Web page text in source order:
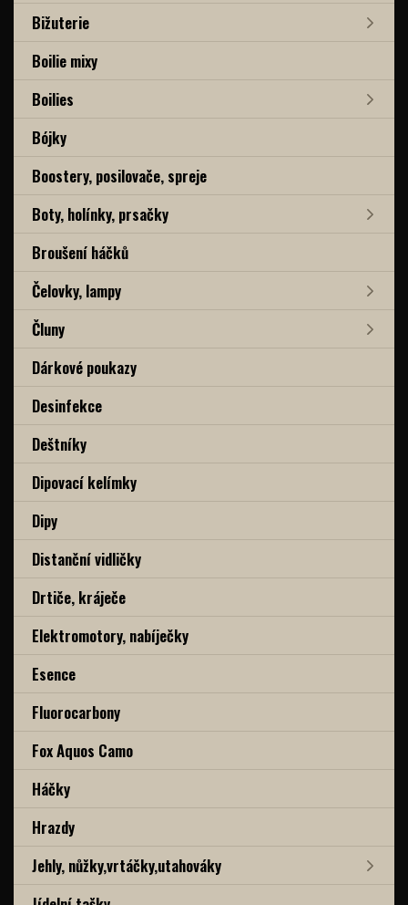
Bižuterie
Boilie mixy
Boilies
Bójky
Boostery, posilovače, spreje
Boty, holínky, prsačky
Broušení háčků
Čelovky, lampy
Čluny
Dárkové poukazy
Desinfekce
Deštníky
Dipovací kelímky
Dipy
Distanční vidličky
Drtiče, kráječe
Elektromotory, nabíječky
Esence
Fluorocarbony
Fox Aquos Camo
Háčky
Hrazdy
Jehly, nůžky,vrtáčky,utahováky